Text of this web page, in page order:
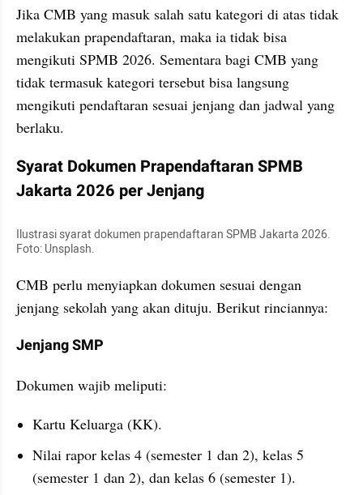
Jika CMB yang masuk salah satu kategori di atas tidak
melakukan prapendaftaran, maka ia tidak bisa
mengikuti SPMB 2026. Sementara bagi CMB yang
tidak termasuk kategori tersebut bisa langsung
mengikuti pendaftaran sesuai jenjang dan jadwal yang
berlaku.
Syarat Dokumen Prapendaftaran SPMB
Jakarta 2026 per Jenjang
Ilustrasi syarat dokumen prapendaftaran SPMB Jakarta 2026.
Foto: Unsplash.
CMB perlu menyiapkan dokumen sesuai dengan
jenjang sekolah yang akan dituju. Berikut rinciannya:
Jenjang SMP
Dokumen wajib meliputi:
Kartu Keluarga (KK).
Nilai rapor kelas 4 (semester 1 dan 2), kelas 5
(semester 1 dan 2), dan kelas 6 (semester 1).